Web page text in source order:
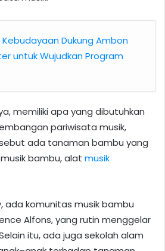
Kebudayaan Dukung Ambon
untuk Wujudkan Program
memiliki apa yang dibutuhkan
pariwisata musik,
ada tanaman bambu yang
bambu, alat musik
ada komunitas musik bambu
Alfons, yang rutin menggelar
itu, ada juga sekolah alam